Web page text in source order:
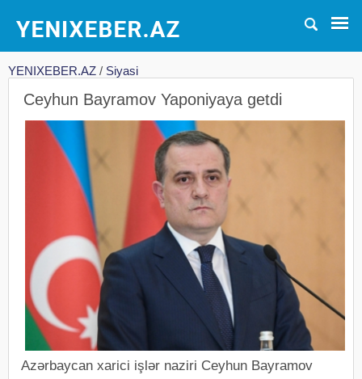
YENIXEBER.AZ / Siyasi
Ceyhun Bayramov Yaponiyaya getdi
Azərbaycan xarici işlər naziri Ceyhun Bayramov